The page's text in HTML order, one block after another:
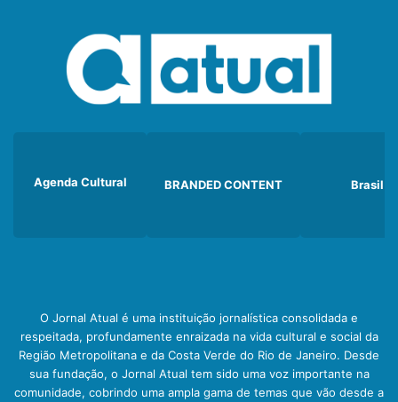
Agenda Cultural BRANDED CONTENT Brasil
O Jornal Atual é uma instituição jornalística consolidada e
respeitada, profundamente enraizada na vida cultural e social da
Região Metropolitana e da Costa Verde do Rio de Janeiro. Desde
sua fundação, o Jornal Atual tem sido uma voz importante na
comunidade, cobrindo uma ampla gama de temas que vão desde a